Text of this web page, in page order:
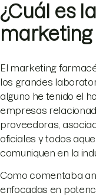
¿Cuál es
El marketing
los grandes
alguno he tenido el
empresas
proveedoras,
oficiales y todos
comuniquen en la
Como comentaba
enfocadas en